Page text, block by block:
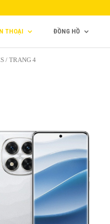
THOẠI ĐỒNG HỒ
/ TRANG 4
hình: AMOLED, 68B colors,
HDR10+, Dolby Vision,
nits (peak)